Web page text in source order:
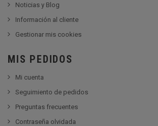
Noticias y Blog
Información al cliente
Gestionar mis cookies
MIS PEDIDOS
Mi cuenta
Seguimiento de pedidos
Preguntas frecuentes
Contraseña olvidada